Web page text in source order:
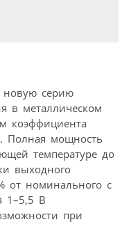
новую серию
в металлическом
коэффициента
Полная мощность
температуре до
выходного
от номинального с
1–5,5 В
при